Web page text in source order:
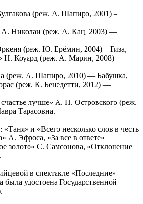
(реж. А. Шапиро, 2001) –
А. Николаи (реж. А. Кац, 2003) —
(реж. Ю. Ерёмин, 2004) – Гиза,
Н. Коуард (реж. А. Марин, 2008) —
(реж. А. Шапиро, 2010) — Бабушка,
(реж. К. Бенедетти, 2012) —
лучше» А. Н. Островского (реж.
Тарасовна.
и «Всего несколько слов в честь
А. Эфроса, «За все в ответе»
золото» С. Самсонова, «Отклонение
в спектакле «Последние»
была удостоена Государственной